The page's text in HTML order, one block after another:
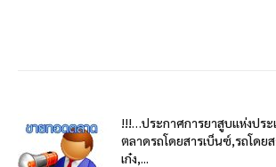
!!!…ประกาศการยาสูบแห่งปร
ตลาดรถโดยสารเบ็นซ์,รถโดย
เก๋ง,...